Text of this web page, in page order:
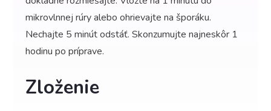
mikrovlnnej rúry alebo ohrievajte na šporáku.
Nechajte 5 minút odstáť. Skonzumujte najneskôr 1
hodinu po príprave.
Zloženie